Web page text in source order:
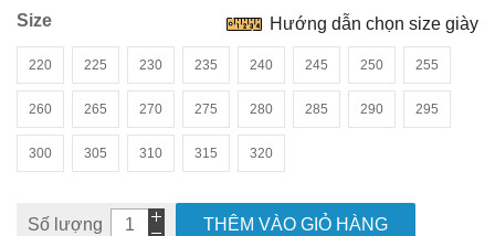
Size
220 225 230 235 240 245 250 255
260 265 270 275 280 285 290 295
300 305 310 315 320
Hướng dẫn chọn size giày
Số lượng THÊM VÀO GIỎ HÀNG